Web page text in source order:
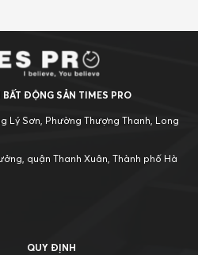
BẤT ĐỘNG SẢN TIMES PRO
Lý Sơn, Phường Thượng Thanh, Long
quận Thanh Xuân, Thành phố Hà
QUY ĐỊNH